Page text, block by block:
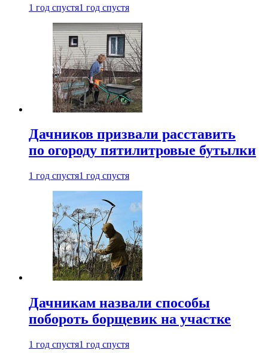
1 год спустя1 год спустя
Дачников призвали расставить
по огороду пятилитровые бутылки
1 год спустя1 год спустя
Дачникам назвали способы
побороть борщевик на участке
1 год спустя1 год спустя